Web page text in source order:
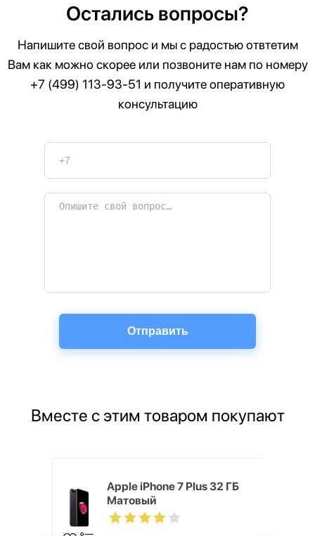
Остались вопросы?
Напишите свой вопрос и мы с радостью отвтетим
Вам как можно скорее или позвоните нам по номеру
+7 (499) 113-93-51 и получите оперативную
консультацию
Вместе с этим товаром покупают
Apple iPhone 7 Plus 32 ГБ
Матовый